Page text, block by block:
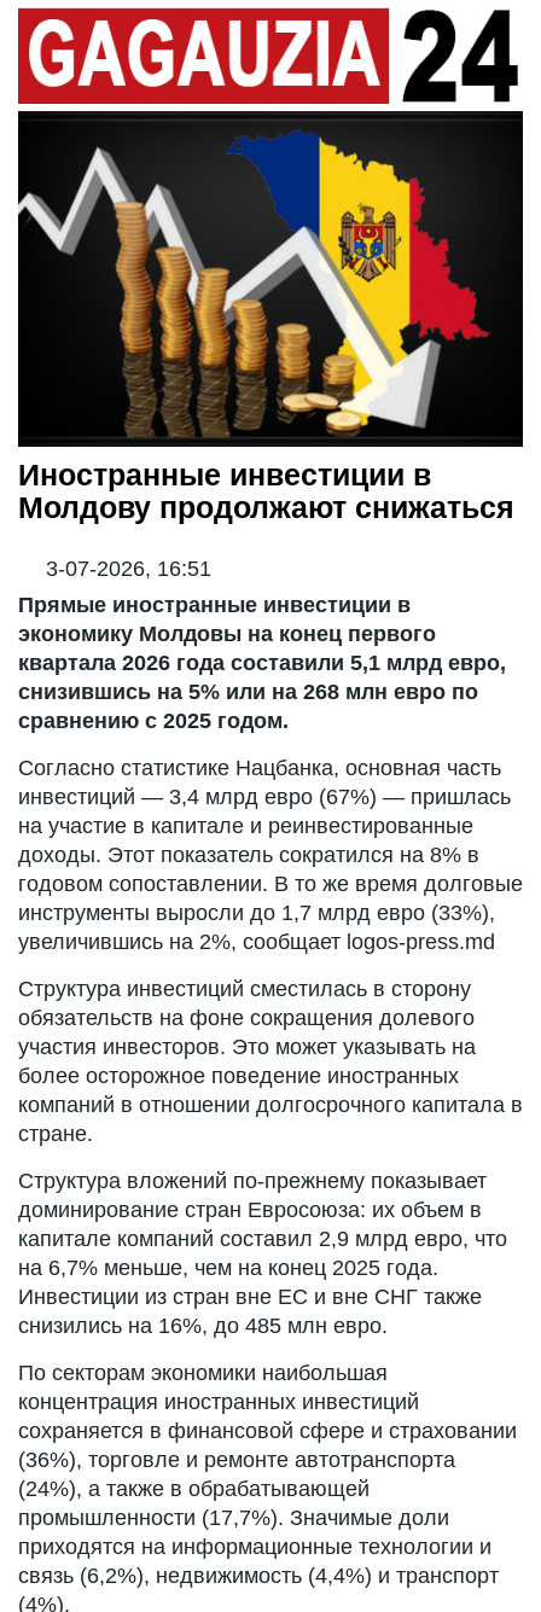
Иностранные инвестиции в
Молдову продолжают снижаться
3-07-2026, 16:51
Прямые иностранные инвестиции в
экономику Молдовы на конец первого
квартала 2026 года составили 5,1 млрд евро,
снизившись на 5% или на 268 млн евро по
сравнению с 2025 годом.
Согласно статистике Нацбанка, основная часть
инвестиций — 3,4 млрд евро (67%) — пришлась
на участие в капитале и реинвестированные
доходы. Этот показатель сократился на 8% в
годовом сопоставлении. В то же время долговые
инструменты выросли до 1,7 млрд евро (33%),
увеличившись на 2%, сообщает logos-press.md
Структура инвестиций сместилась в сторону
обязательств на фоне сокращения долевого
участия инвесторов. Это может указывать на
более осторожное поведение иностранных
компаний в отношении долгосрочного капитала в
стране.
Структура вложений по-прежнему показывает
доминирование стран Евросоюза: их объем в
капитале компаний составил 2,9 млрд евро, что
на 6,7% меньше, чем на конец 2025 года.
Инвестиции из стран вне ЕС и вне СНГ также
снизились на 16%, до 485 млн евро.
По секторам экономики наибольшая
концентрация иностранных инвестиций
сохраняется в финансовой сфере и страховании
(36%), торговле и ремонте автотранспорта
(24%), а также в обрабатывающей
промышленности (17,7%). Значимые доли
приходятся на информационные технологии и
связь (6,2%), недвижимость (4,4%) и транспорт
(4%).